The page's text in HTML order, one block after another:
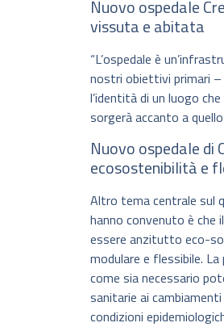
Nuovo ospedale
vissuta e abitata
“L’ospedale è
nostri obiettivi primari –
l’identità di un luogo
sorgerà accanto a
Nuovo ospedale di
ecosostenibilità e
Altro tema centrale sul
hanno convenuto è che
essere anzitutto eco-
modulare e flessibile.
come sia necessario
sanitarie ai
condizioni